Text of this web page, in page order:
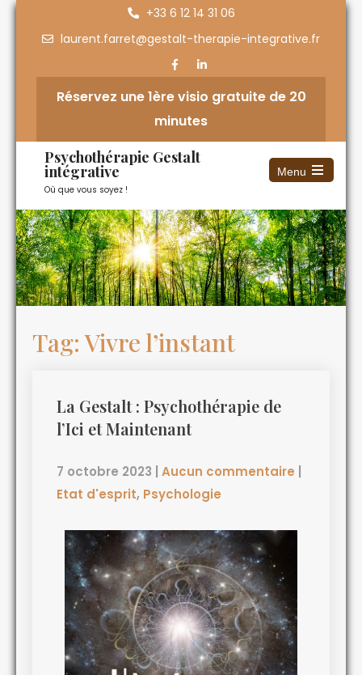
+33 6 12 14 31 06
laurent.farret@gestalt-therapie-integrative.fr
Réservez une 1ère visio gratuite de 20
minutes
Psychothérapie Gestalt
intégrative
Où que vous soyez !
Menu
Tag: Vivre l’instant
La Gestalt : Psychothérapie de
l’Ici et Maintenant
7 octobre 2023 Aucun commentaire
Etat d'esprit, Psychologie